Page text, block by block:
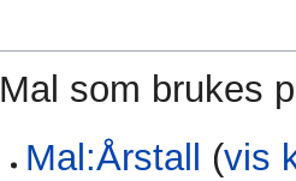
Mal som brukes
Mal:Årstall
(vis